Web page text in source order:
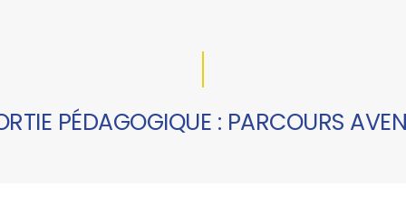
PÉDAGOGIQUE : PARCOURS